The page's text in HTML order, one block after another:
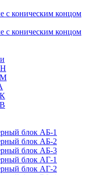
с коническим концом
с коническим концом
блок АБ-1
блок АБ-2
блок АБ-3
блок АГ-1
блок АГ-2